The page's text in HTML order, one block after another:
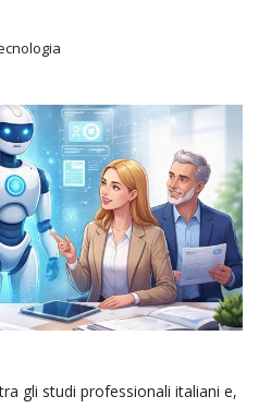
gli studi professionali italiani e,